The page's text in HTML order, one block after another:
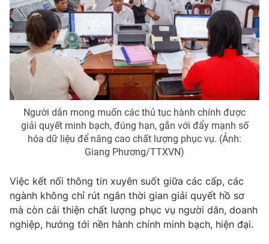
Phim VTV
Hậu trường
Nhân vật
Khán giả
Giải sao mai
Giải trí
Điện ảnh
Âm nhạc
Sao
Đời sống
Du lịch
Làm đẹp
Chất lượng cuộc sống
Giáo dục
Tuyển sinh
Học trực tuyến
Công nghệ
Hitech Công nghệ tương lai
Thị trường
Tư vấn
Giao lưu trực tuyến
Lịch phát sóng
Người dân mong muốn các thủ tục hành chính được
giải quyết minh bạch, đúng hạn, gắn với đẩy mạnh số
hóa dữ liệu để nâng cao chất lượng phục vụ. (Ảnh:
Giang Phương/TTXVN)
Việc kết nối thông tin xuyên suốt giữa các cấp, các
ngành không chỉ rút ngắn thời gian giải quyết hồ sơ
mà còn cải thiện chất lượng phục vụ người dân, doanh
nghiệp, hướng tới nền hành chính minh bạch, hiện đại.